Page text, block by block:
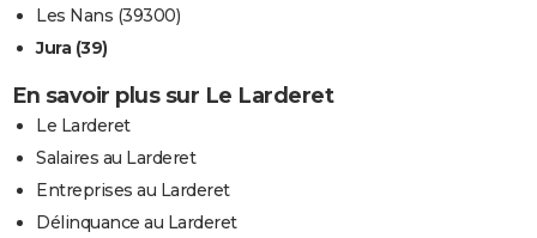
Les Nans (39300)
Jura (39)
En savoir plus sur Le Larderet
Le Larderet
Salaires au Larderet
Entreprises au Larderet
Délinquance au Larderet